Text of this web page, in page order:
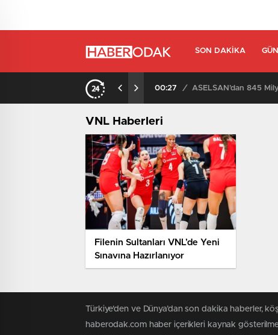
SON DAKIKA
00:27 / ASELSAN’dan 845
VNL Haberleri
Filenin Sultanları VNL’de Yeni
Sınavına Hazırlanıyor
Türkiye'den ve Dünya’dan son dakika haberler,
haberodak.com haber içerikleri kaynak